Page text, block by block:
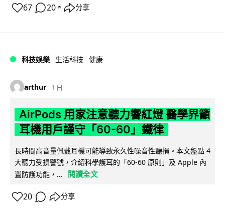
67 20 ↗ 分享
科技娛樂 生活科技 健康
arthur 1 日
AirPods 用家注意聽力響紅燈 醫學界籲
耳機用戶謹守「60-60」鐵律
長時間高音量佩戴耳機可能導致永久性噪音性聽損。本文盤點 4
大聽力受損警號，介紹科學護耳的「60-60 原則」及 Apple 內
置防護功能，...
閱讀全文
20 分享